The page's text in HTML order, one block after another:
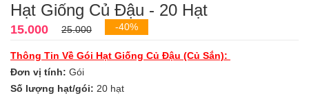
Hạt Giống Củ Đậu - 20 Hạt
15.000 25.000 -40%
Thông Tin Về Gói Hạt Giống Củ Đậu (Củ Sắn):
Đơn vị tính: Gói
Số lượng hạt/gói: 20 hạt